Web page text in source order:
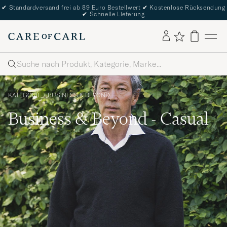
✔ Standardversand frei ab 89 Euro Bestellwert ✔ Kostenlose Rücksendung
✔ Schnelle Lieferung
Suche
KATEGORIE / BUSINESS & BEYOND
Business & Beyond - Casual